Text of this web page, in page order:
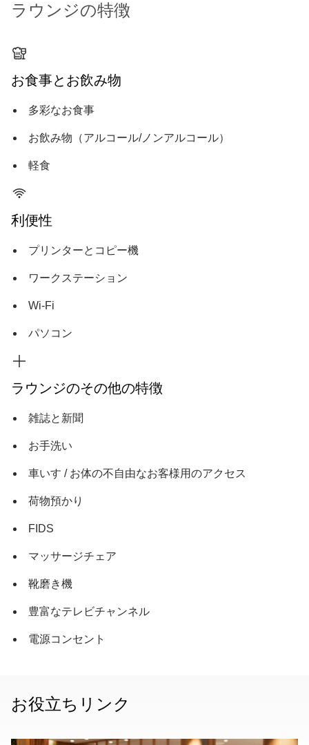
ラウンジの特徴
お食事とお飲み物
多彩なお食事
お飲み物（アルコール/ノンアルコール）
軽食
利便性
プリンターとコピー機
ワークステーション
Wi-Fi
パソコン
ラウンジのその他の特徴
雑誌と新聞
お手洗い
車いす / お体の不自由なお客様用のアクセス
荷物預かり
FIDS
マッサージチェア
靴磨き機
豊富なテレビチャンネル
電源コンセント
お役立ちリンク